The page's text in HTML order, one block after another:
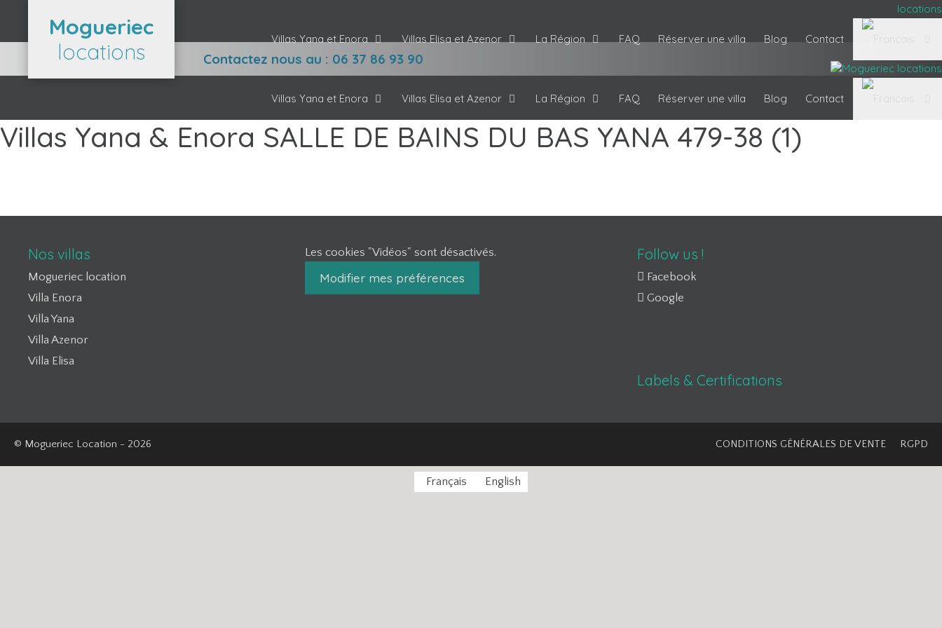
contenu
Mogueriec
locations
Contactez nous au : 06 37 86 93 90
Villas Yana et Enora Villas Elisa et Azenor La Région FAQ Réserver une villa Blog Contact
Villas Yana et Enora Villas Elisa et Azenor La Région FAQ Réserver une villa Blog Contact
Villas Yana & Enora SALLE DE BAINS DU BAS YANA 479-38 (1)
Nos villas
Mogueriec location
Villa Enora
Villa Yana
Villa Azenor
Villa Elisa
Les cookies "Vidéos" sont désactivés.
Modifier mes préférences
Follow us !
Facebook
Google
Labels & Certifications
CONDITIONS GÉNÉRALES DE VENTE RGPD
© Mogueriec Location - 2026
Français English